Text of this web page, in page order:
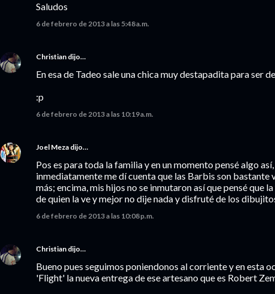
Saludos
6 de febrero de 2013 a las 5:48 a.m.
Christian dijo…
En esa de Tadeo sale una chica muy destapadita para ser
:p
6 de febrero de 2013 a las 10:19 a.m.
Joel Meza dijo…
Pos es para toda la familia y en un momento pensé algo
inmediatamente me dí cuenta que las Barbis son bastante
más; encima, mis hijos no se inmutaron así que pensé que
de quien la ve y mejor no dije nada y disfruté de los
6 de febrero de 2013 a las 10:08 p.m.
Christian dijo…
Bueno pues seguimos poniendonos al corriente y en esta
'Flight' la nueva entrega de ese artesano que es Robert